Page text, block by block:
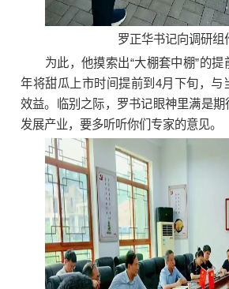
罗正华书记向调研组
为此，他摸索出“大棚套中棚”的
年将甜瓜上市时间提前到4月下旬，与
效益。临别之际，罗书记眼神里满是
发展产业，要多听听你们专家的意见。